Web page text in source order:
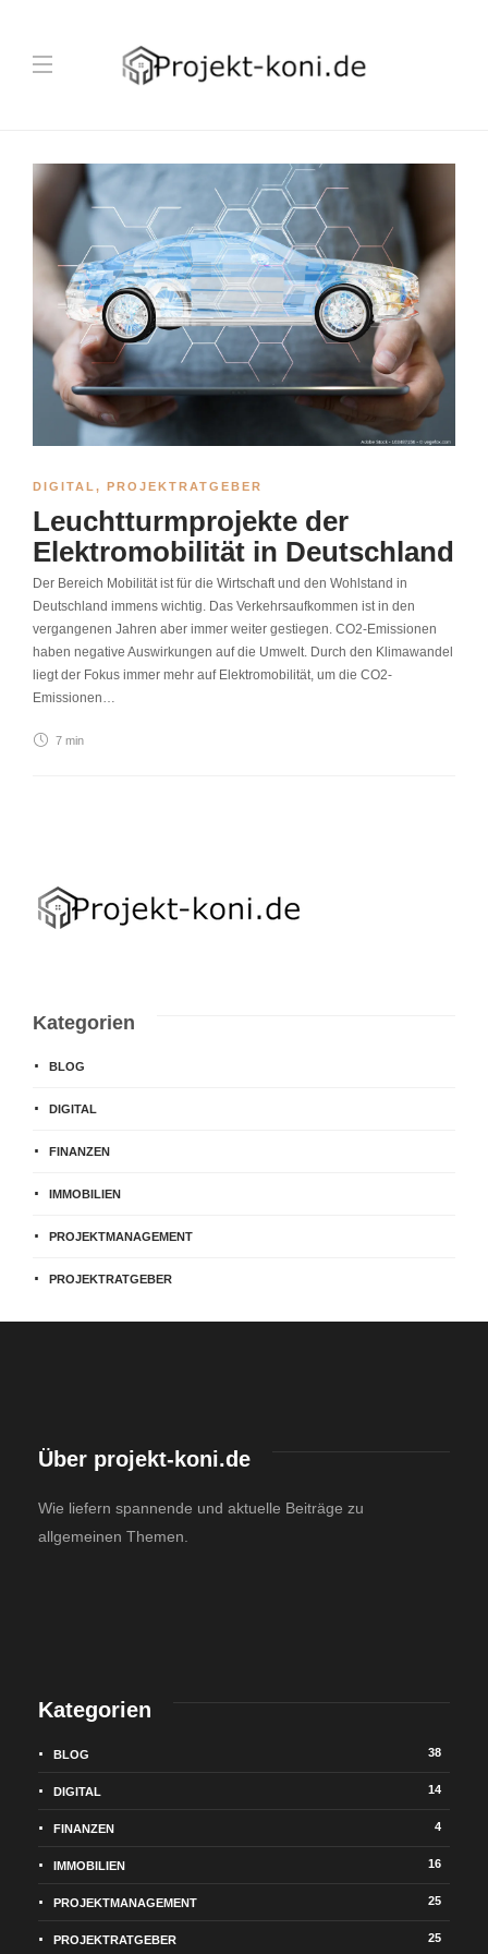
DIGITAL , PROJEKTRATGEBER
Leuchtturmprojekte der
Elektromobilität in Deutschland
Der Bereich Mobilität ist für die Wirtschaft und den Wohlstand in
Deutschland immens wichtig. Das Verkehrsaufkommen ist in den
vergangenen Jahren aber immer weiter gestiegen. CO2-Emissionen
haben negative Auswirkungen auf die Umwelt. Durch den Klimawandel
liegt der Fokus immer mehr auf Elektromobilität, um die CO2-
Emissionen…
7 min
Kategorien
BLOG
DIGITAL
FINANZEN
IMMOBILIEN
PROJEKTMANAGEMENT
PROJEKTRATGEBER
Über projekt-koni.de
Wie liefern spannende und aktuelle Beiträge zu
allgemeinen Themen.
Kategorien
BLOG 38
DIGITAL 14
FINANZEN 4
IMMOBILIEN 16
PROJEKTMANAGEMENT 25
PROJEKTRATGEBER 25